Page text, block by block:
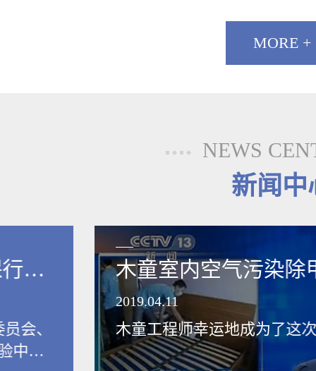
MORE +
NEWS
新闻中
业
会、
中
木童室内空气污染
领健康新生活
2019.04.11
木童工程师幸运地成为了这